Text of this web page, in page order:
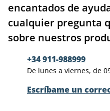
encantados de
cualquier pregunta
sobre nuestros
+34 911-988999
De lunes a viernes, de
Escríbame un